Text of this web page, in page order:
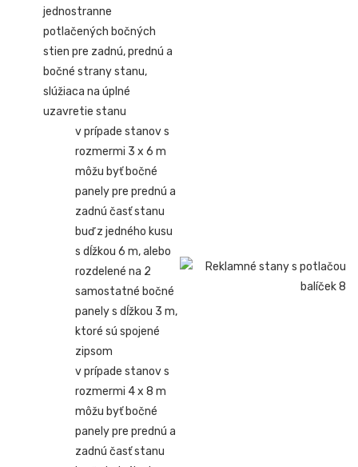
jednostranne
potlačených bočných
stien pre zadnú, prednú a
bočné strany stanu,
slúžiaca na úplné
uzavretie stanu
v prípade stanov s
rozmermi 3 x 6 m
môžu byť bočné
panely pre prednú a
zadnú časť stanu
buď z jedného kusu
s dĺžkou 6 m, alebo
rozdelené na 2
samostatné bočné
panely s dĺžkou 3 m,
ktoré sú spojené
zipsom
v prípade stanov s
rozmermi 4 x 8 m
môžu byť bočné
panely pre prednú a
zadnú časť stanu